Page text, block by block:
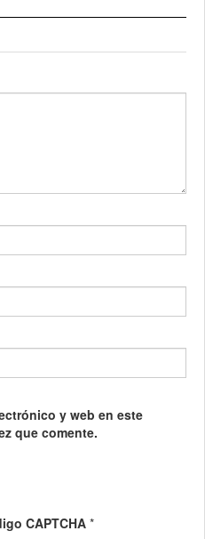
y web en este
que comente.
CAPTCHA *